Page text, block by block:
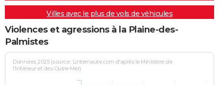
Villes avec le plus de vols de véhicules
Violences et agressions à la Plaine-des-
Palmistes
Données 2025 (source : Linternaute.com d'après le Ministère de
l'Intérieur et des Outre-Mer)